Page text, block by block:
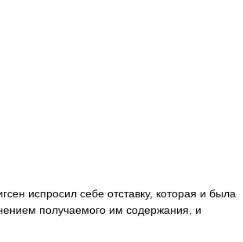
испросил себе отставку, которая и была
получаемого им содержания, и